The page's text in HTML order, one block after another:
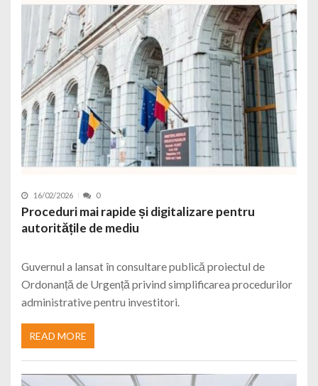
16/02/2026 0
Proceduri mai rapide și digitalizare pentru
autoritățile de mediu
Guvernul a lansat în consultare publică proiectul de
Ordonanță de Urgență privind simplificarea procedurilor
administrative pentru investitori.
READ MORE